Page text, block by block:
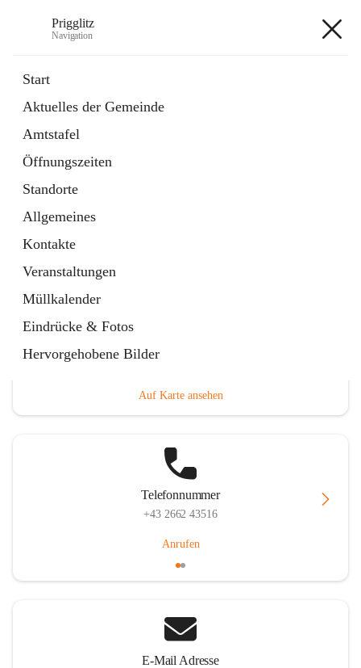
Prigglitz
Navigation
Start
Aktuelles der Gemeinde
Amtstafel
Öffnungszeiten
Standorte
Allgemeines
Kontakte
Veranstaltungen
Müllkalender
Eindrücke & Fotos
Hervorgehobene Bilder
Externe Webseite
in
Tab
Gemeindezeitung
Ordner
öffnet
in
neuem
Tab
Hauptadresse
Auf Karte ansehen
Telefonnummer
+43 2662 43516
Anrufen
E-Mail Adresse